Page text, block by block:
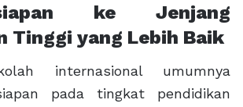
ke Jenjang
Tinggi yang Lebih Baik
internasional umumnya
pada tingkat pendidikan